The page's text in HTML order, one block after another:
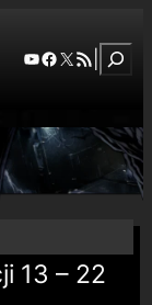
YouTube
Facebook
X RSS Feed
13 – 22